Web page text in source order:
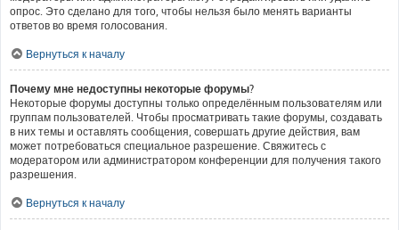
опрос. Это сделано для того, чтобы нельзя было менять варианты
ответов во время голосования.
Вернуться к началу
Почему мне недоступны некоторые форумы?
Некоторые форумы доступны только определённым пользователям или
группам пользователей. Чтобы просматривать такие форумы, создавать
в них темы и оставлять сообщения, совершать другие действия, вам
может потребоваться специальное разрешение. Свяжитесь с
модератором или администратором конференции для получения такого
разрешения.
Вернуться к началу